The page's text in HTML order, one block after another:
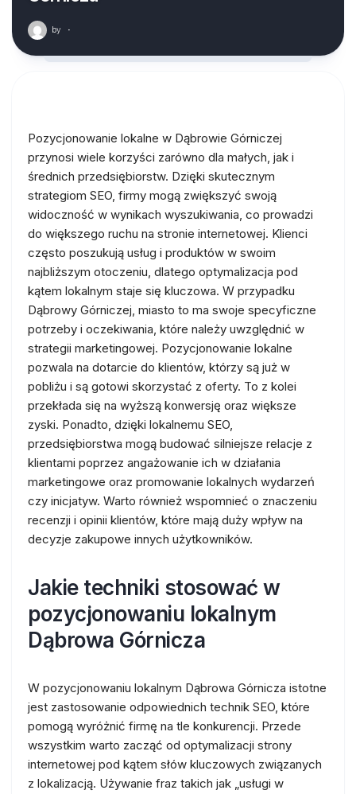
by ·
Pozycjonowanie lokalne w Dąbrowie Górniczej
przynosi wiele korzyści zarówno dla małych, jak i
średnich przedsiębiorstw. Dzięki skutecznym
strategiom SEO, firmy mogą zwiększyć swoją
widoczność w wynikach wyszukiwania, co prowadzi
do większego ruchu na stronie internetowej. Klienci
często poszukują usług i produktów w swoim
najbliższym otoczeniu, dlatego optymalizacja pod
kątem lokalnym staje się kluczowa. W przypadku
Dąbrowy Górniczej, miasto to ma swoje specyficzne
potrzeby i oczekiwania, które należy uwzględnić w
strategii marketingowej. Pozycjonowanie lokalne
pozwala na dotarcie do klientów, którzy są już w
pobliżu i są gotowi skorzystać z oferty. To z kolei
przekłada się na wyższą konwersję oraz większe
zyski. Ponadto, dzięki lokalnemu SEO,
przedsiębiorstwa mogą budować silniejsze relacje z
klientami poprzez angażowanie ich w działania
marketingowe oraz promowanie lokalnych wydarzeń
czy inicjatyw. Warto również wspomnieć o znaczeniu
recenzji i opinii klientów, które mają duży wpływ na
decyzje zakupowe innych użytkowników.
Jakie techniki stosować w
pozycjonowaniu lokalnym
Dąbrowa Górnicza
W pozycjonowaniu lokalnym Dąbrowa Górnicza istotne
jest zastosowanie odpowiednich technik SEO, które
pomogą wyróżnić firmę na tle konkurencji. Przede
wszystkim warto zacząć od optymalizacji strony
internetowej pod kątem słów kluczowych związanych
z lokalizacją. Używanie fraz takich jak „usługi w